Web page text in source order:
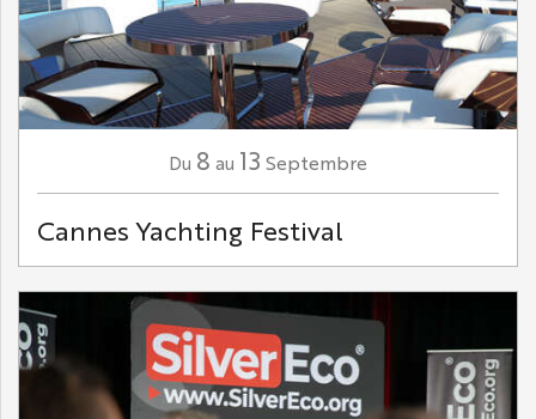
Du 8 au 13 Septembre
Cannes Yachting Festival